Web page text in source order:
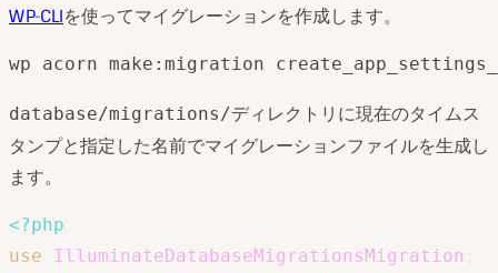
WP-CLIを使ってマイグレーションを作成します。
wp acorn make:migration
database/migrations/ディレクトリに現在のタイムス
タンプと指定した名前でマイグレーションファイルを生成し
ます。
<?php
use
IlluminateDatabaseMigrationsMigration